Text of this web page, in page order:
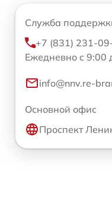
Служба
+7 (831) 231-
Ежедневно с 9:00
info@nnv.re-
Основной офис
Проспект